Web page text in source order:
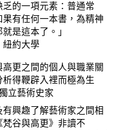
乏的一項元素：普通常
有任何一本書，為精神
是這本了。」
紐約大學
高更之間的個人與職業關
得鞭辟入裡而極為生
立藝術史家
有興趣了解藝術家之間相
谷與高更》非讀不